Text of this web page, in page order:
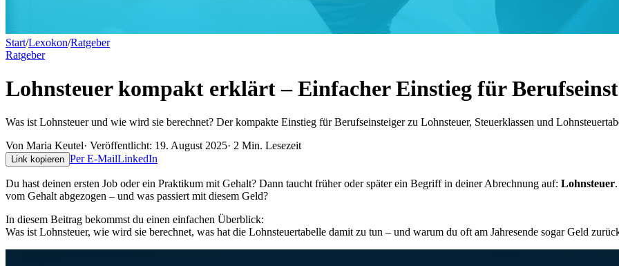
Start/Lexokon/Ratgeber
Ratgeber
Lohnsteuer kompakt erklärt – Einfacher Einstieg für
Was ist Lohnsteuer und wie wird sie berechnet? Der kompakte Einstieg für Berufseinsteiger zu Lohnsteuer, Steuerklassen und
Von Maria Keutel· Veröffentlicht: 19. August 2025· 2 Min. Lesezeit
Link kopieren Per E-MailLinkedIn
Du hast deinen ersten Job oder ein Praktikum mit Gehalt? Dann taucht früher oder später ein Begriff in deiner Abrechnung auf: Lohnsteuer
vom Gehalt abgezogen – und was passiert mit diesem Geld?
In diesem Beitrag bekommst du einen einfachen Überblick:
Was ist Lohnsteuer, wie wird sie berechnet, was hat die Lohnsteuertabelle damit zu tun – und warum du oft am Jahresende sogar Geld